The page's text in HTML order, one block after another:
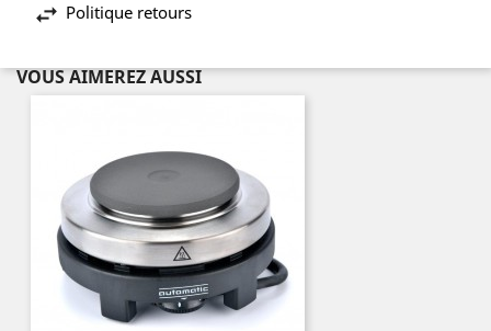
Politique retours
VOUS AIMEREZ AUSSI